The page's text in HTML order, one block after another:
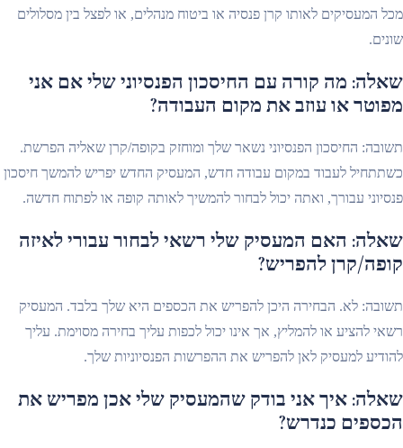
מכל המעסיקים לאותו קרן פנסיה או ביטוח מנהלים, או לפצל בין מסלולים
שונים.
שאלה: מה קורה עם החיסכון הפנסיוני שלי אם אני
מפוטר או עוזב את מקום העבודה?
תשובה: החיסכון הפנסיוני נשאר שלך ומוחזק בקופה/קרן שאליה הפרשת.
כשתתחיל לעבוד במקום עבודה חדש, המעסיק החדש יפריש להמשך חיסכון
פנסיוני עבורך, ואתה יכול לבחור להמשיך לאותה קופה או לפתוח חדשה.
שאלה: האם המעסיק שלי רשאי לבחור עבורי לאיזה
קופה/קרן להפריש?
תשובה: לא. הבחירה היכן להפריש את הכספים היא שלך בלבד. המעסיק
רשאי להציע או להמליץ, אך אינו יכול לכפות עליך בחירה מסוימת. עליך
להודיע למעסיק לאן להפריש את ההפרשות הפנסיוניות שלך.
שאלה: איך אני בודק שהמעסיק שלי אכן מפריש את
הכספים כנדרש?